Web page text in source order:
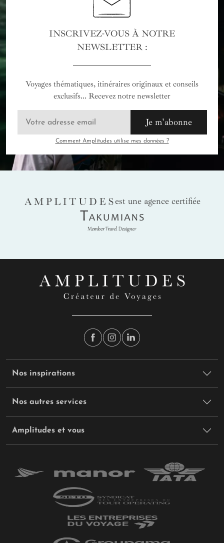
INSCRIVEZ-VOUS À NOTRE
NEWSLETTER :
Voyages thématiques, itinéraires originaux et conseils
exclusifs... Recevez notre newsletter
Je m'abonne
Comment Amplitudes utilise mes données ?
AMPLITUDES
est une agence certifiée
Takumians
Nos inspirations
Nos autres services
Amplitudes et vous